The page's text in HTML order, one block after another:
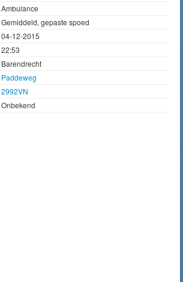
Ambulance
Gemiddeld, gepaste spoed
04-12-2015
22:53
Barendrecht
Paddeweg
2992VN
Onbekend